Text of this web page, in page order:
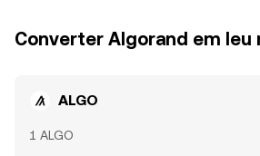
Converter Algorand em leu
ALGO
1 ALGO